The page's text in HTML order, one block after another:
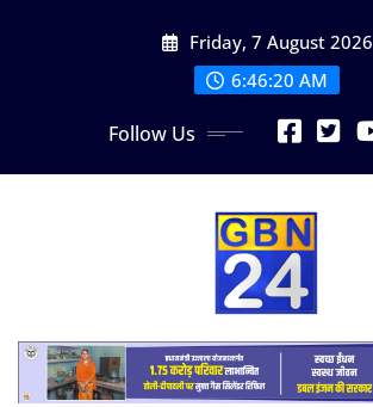
Friday, 7 August 2026
6:46:21 AM
Follow Us